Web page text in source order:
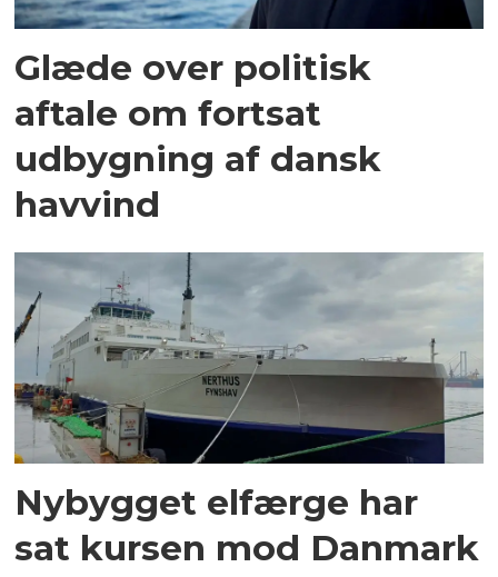
Glæde over politisk
aftale om fortsat
udbygning af dansk
havvind
Nybygget elfærge har
sat kursen mod Danmark